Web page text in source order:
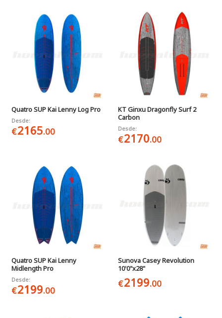
Quatro SUP Kai Lenny Log Pro
Desde:
€2165.00
KT Ginxu Dragonfly Surf 2
Carbon
Desde:
€2170.00
Quatro SUP Kai Lenny
Midlength Pro
Desde:
€2199.00
Sunova Casey Revolution
10'0"x28"
€2199.00